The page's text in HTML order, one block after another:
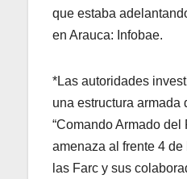
que estaba
en Arauca: Infobae.
*Las autoridades
una estructura armada
“Comando Armado del
amenaza al frente 4
las Farc y sus